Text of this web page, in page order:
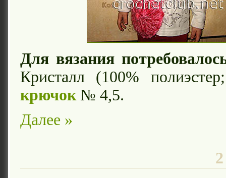
Для вязания
Кристалл (100%
крючок № 4,5.
Далее »